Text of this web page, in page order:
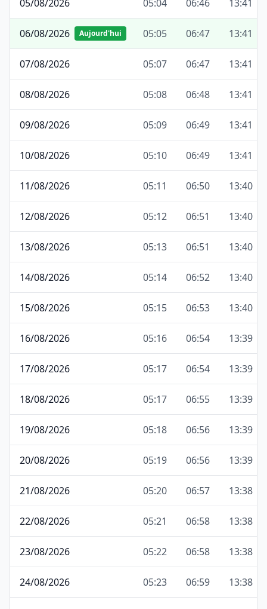
05/08/2026 05:04 06:46 13:41
06/08/2026 Aujourd'hui 05:05 06:47 13:41
07/08/2026 05:07 06:47 13:41
08/08/2026 05:08 06:48 13:41
09/08/2026 05:09 06:49 13:41
10/08/2026 05:10 06:49 13:41
11/08/2026 05:11 06:50 13:40
12/08/2026 05:12 06:51 13:40
13/08/2026 05:13 06:51 13:40
14/08/2026 05:14 06:52 13:40
15/08/2026 05:15 06:53 13:40
16/08/2026 05:16 06:54 13:39
17/08/2026 05:17 06:54 13:39
18/08/2026 05:17 06:55 13:39
19/08/2026 05:18 06:56 13:39
20/08/2026 05:19 06:56 13:39
21/08/2026 05:20 06:57 13:38
22/08/2026 05:21 06:58 13:38
23/08/2026 05:22 06:58 13:38
24/08/2026 05:23 06:59 13:38